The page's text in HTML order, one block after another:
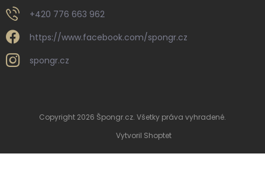
+420 776 663 962
https://www.facebook.com/spongr.cz
spongr.cz
Vytvoril Shoptet
Copyright 2026 Špongr.cz. Všetky práva vyhradené.